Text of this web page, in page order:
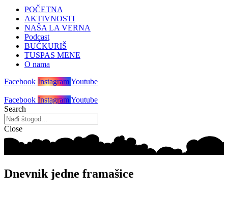
POČETNA
AKTIVNOSTI
NAŠA LA VERNA
Podcast
BUĆKURIŠ
TUSPAS MENE
O nama
Facebook InstagramYoutube
Facebook InstagramYoutube
Search
Close
Dnevnik jedne framašice